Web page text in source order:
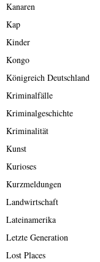
Kanaren
Kap
Kinder
Kongo
Königreich Deutschland
Kriminalfälle
Kriminalgeschichte
Kriminalität
Kunst
Kurioses
Kurzmeldungen
Landwirtschaft
Lateinamerika
Letzte Generation
Lost Places